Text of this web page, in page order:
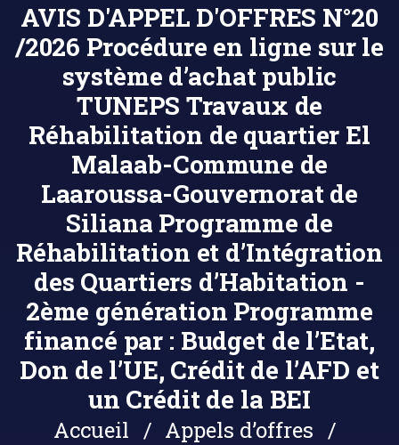
AVIS D'APPEL D'OFFRES N°20
/2026 Procédure en ligne sur le
système d’achat public
TUNEPS Travaux de
Réhabilitation de quartier El
Malaab-Commune de
Laaroussa-Gouvernorat de
Siliana Programme de
Réhabilitation et d’Intégration
des Quartiers d’Habitation -
2ème génération Programme
financé par : Budget de l’Etat,
Don de l’UE, Crédit de l’AFD et
un Crédit de la BEI
Accueil
Appels d’offres